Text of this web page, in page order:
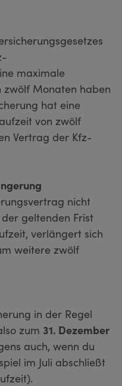
maximale
Monaten haben
hat eine
von zwölf
Vertrag der Kfz-
nicht
geltenden Frist
verlängert sich
weitere zwölf
in der Regel
zum 31. Dezember
auch, wenn du
im Juli abschließt